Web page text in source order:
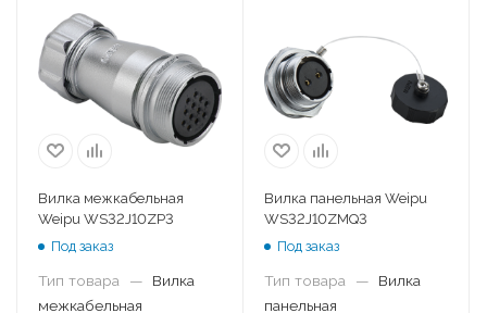
Вилка межкабельная
Weipu WS32J10ZP3
Под заказ
Тип товара —
Вилка
межкабельная
Вилка панельная Weipu
WS32J10ZMQ3
Под заказ
Тип товара —
Вилка
панельная